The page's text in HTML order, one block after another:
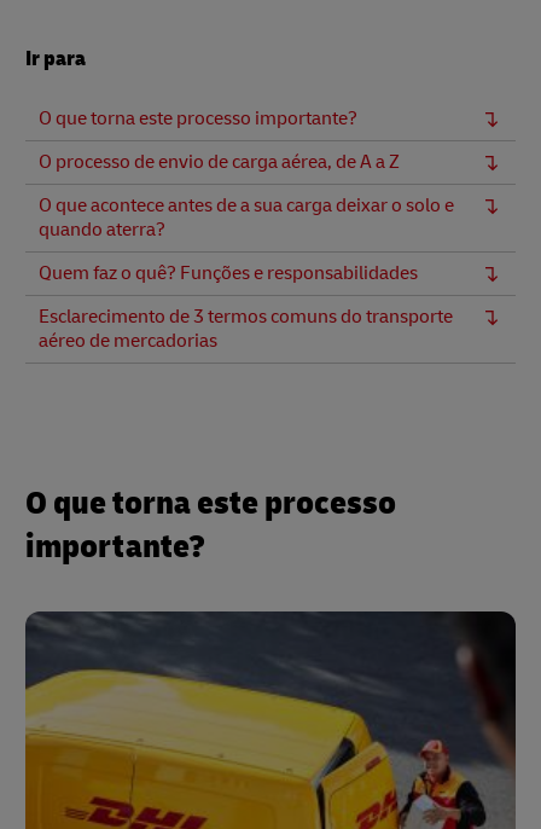
Ir para
O que torna este processo importante?
O processo de envio de carga aérea, de A a Z
O que acontece antes de a sua carga deixar o solo e
quando aterra?
Quem faz o quê? Funções e responsabilidades
Esclarecimento de 3 termos comuns do transporte
aéreo de mercadorias
O que torna este processo
importante?